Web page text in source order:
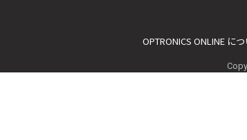
OPTRONICS ONLINE に